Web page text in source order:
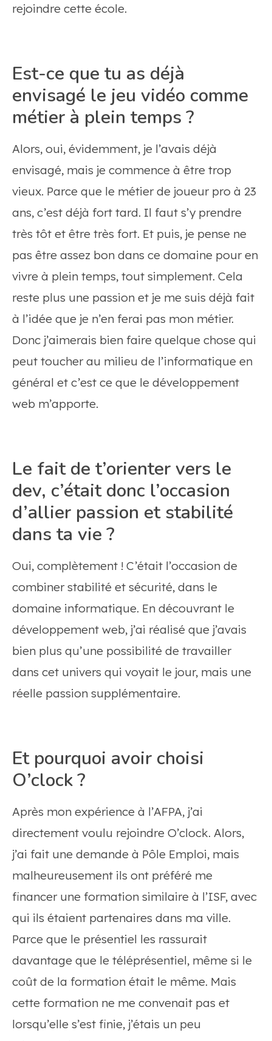
rejoindre cette école.
Est-ce que tu as déjà
envisagé le jeu vidéo comme
métier à plein temps ?
Alors, oui, évidemment, je l’avais déjà
envisagé, mais je commence à être trop
vieux. Parce que le métier de joueur pro à 23
ans, c’est déjà fort tard. Il faut s’y prendre
très tôt et être très fort. Et puis, je pense ne
pas être assez bon dans ce domaine pour en
vivre à plein temps, tout simplement. Cela
reste plus une passion et je me suis déjà fait
à l’idée que je n’en ferai pas mon métier.
Donc j’aimerais bien faire quelque chose qui
peut toucher au milieu de l’informatique en
général et c’est ce que le développement
web m’apporte.
Le fait de t’orienter vers le
dev, c’était donc l’occasion
d’allier passion et stabilité
dans ta vie ?
Oui, complètement ! C’était l’occasion de
combiner stabilité et sécurité, dans le
domaine informatique. En découvrant le
développement web, j’ai réalisé que j’avais
bien plus qu’une possibilité de travailler
dans cet univers qui voyait le jour, mais une
réelle passion supplémentaire.
Et pourquoi avoir choisi
O’clock ?
Après mon expérience à l’AFPA, j’ai
directement voulu rejoindre O’clock. Alors,
j’ai fait une demande à Pôle Emploi, mais
malheureusement ils ont préféré me
financer une formation similaire à l’ISF, avec
qui ils étaient partenaires dans ma ville.
Parce que le présentiel les rassurait
davantage que le téléprésentiel, même si le
coût de la formation était le même. Mais
cette formation ne me convenait pas et
lorsqu’elle s’est finie, j’étais un peu